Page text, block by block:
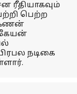
ரீதியாகவும்
பெற்ற
நடிகை